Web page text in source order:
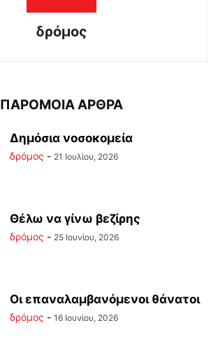
δρόμος
ΠΑΡΟΜΟΙΑ ΑΡΘΡΑ
Δημόσια νοσοκομεία
δρόμος - 21 Ιουλίου, 2026
Θέλω να γίνω βεζίρης
δρόμος - 25 Ιουνίου, 2026
Οι επαναλαμβανόμενοι θάνατοι
δρόμος - 16 Ιουνίου, 2026